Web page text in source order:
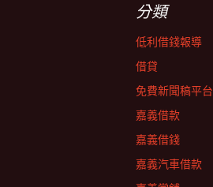
分類
低利借錢報導
借貸
免費新聞稿平台
嘉義借款
嘉義借錢
嘉義汽車借款